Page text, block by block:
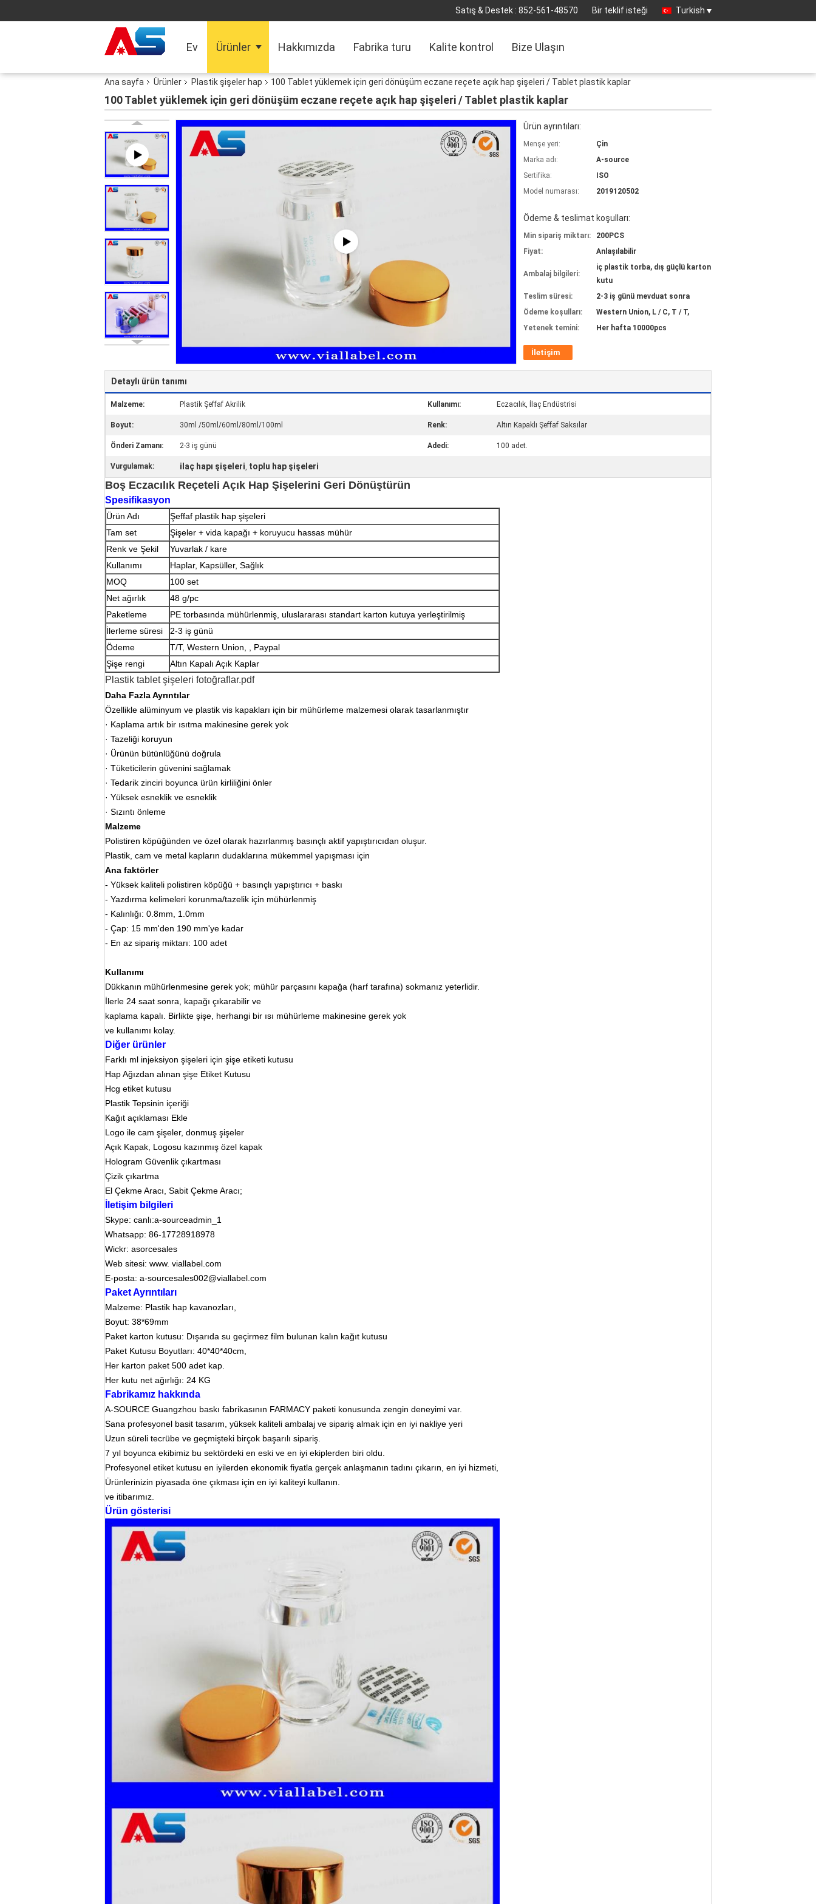
Satış & Destek : 852-561-48570 Bir teklif isteği Turkish
Ev Ürünler Hakkımızda Fabrika turu Kalite kontrol Bize Ulaşın
Ana sayfa Ürünler Plastik şişeler hap 100 Tablet yüklemek için geri dönüşüm eczane reçete açık hap şişeleri / Tablet plastik kaplar
100 Tablet yüklemek için geri dönüşüm eczane reçete açık hap şişeleri / Tablet plastik kaplar
Ürün ayrıntıları:
Menşe yeri:
Çin
Marka adı:
A-source
Sertifika:
ISO
Model numarası:
2019120502
Ödeme & teslimat koşulları:
Min sipariş miktarı:
200PCS
Fiyat:
Anlaşılabilir
Ambalaj bilgileri:
iç plastik torba, dış güçlü karton
kutu
Teslim süresi:
2-3 iş günü mevduat sonra
Ödeme koşulları:
Western Union, L / C, T / T,
Yetenek temini:
Her hafta 10000pcs
İletişim
Detaylı ürün tanımı
Malzeme: Plastik Şeffaf Akrilik Kullanımı: Eczacılık, İlaç Endüstrisi
Boyut: 30ml /50ml/60ml/80ml/100ml Renk: Altın Kapaklı Şeffaf Saksılar
Önderi Zamanı: 2-3 iş günü Adedi: 100 adet.
Vurgulamak: ilaç hapı şişeleri, toplu hap şişeleri
Boş Eczacılık Reçeteli Açık Hap Şişelerini Geri Dönüştürün
Spesifikasyon
Ürün Adı
Şeffaf plastik hap şişeleri
Tam set
Şişeler + vida kapağı + koruyucu hassas mühür
Renk ve Şekil
Yuvarlak / kare
Kullanımı
Haplar, Kapsüller, Sağlık
MOQ
100 set
Net ağırlık
48 g/pc
Paketleme
PE torbasında mühürlenmiş, uluslararası standart karton kutuya yerleştirilmiş
İlerleme süresi
2-3 iş günü
Ödeme
T/T, Western Union, , Paypal
Şişe rengi
Altın Kapalı Açık Kaplar
Plastik tablet şişeleri fotoğraflar.pdf
Daha Fazla Ayrıntılar
Özellikle alüminyum ve plastik vis kapakları için bir mühürleme malzemesi olarak tasarlanmıştır
· Kaplama artık bir ısıtma makinesine gerek yok
· Tazeliği koruyun
· Ürünün bütünlüğünü doğrula
· Tüketicilerin güvenini sağlamak
· Tedarik zinciri boyunca ürün kirliliğini önler
· Yüksek esneklik ve esneklik
· Sızıntı önleme
Malzeme
Polistiren köpüğünden ve özel olarak hazırlanmış basınçlı aktif yapıştırıcıdan oluşur.
Plastik, cam ve metal kapların dudaklarına mükemmel yapışması için
Ana faktörler
- Yüksek kaliteli polistiren köpüğü + basınçlı yapıştırıcı + baskı
- Yazdırma kelimeleri korunma/tazelik için mühürlenmiş
- Kalınlığı: 0.8mm, 1.0mm
- Çap: 15 mm'den 190 mm'ye kadar
- En az sipariş miktarı: 100 adet
Kullanımı
Dükkanın mühürlenmesine gerek yok; mühür parçasını kapağa (harf tarafına) sokmanız yeterlidir.
İlerle 24 saat sonra, kapağı çıkarabilir ve
kaplama kapalı.
Birlikte şişe, herhangi bir ısı mühürleme makinesine gerek yok
ve kullanımı kolay.
Diğer ürünler
Farklı ml injeksiyon şişeleri için şişe etiketi kutusu
Hap Ağızdan alınan şişe Etiket Kutusu
Hcg etiket kutusu
Plastik Tepsinin içeriği
Kağıt açıklaması Ekle
Logo ile cam şişeler, donmuş şişeler
Açık Kapak, Logosu kazınmış özel kapak
Hologram Güvenlik çıkartması
Çizik çıkartma
El Çekme Aracı, Sabit Çekme Aracı;
İletişim bilgileri
Skype: canlı:a-sourceadmin_1
Whatsapp: 86-17728918978
Wickr: asorcesales
Web sitesi: www. viallabel.com
E-posta: a-sourcesales002@viallabel.com
Paket Ayrıntıları
Malzeme: Plastik hap kavanozları,
Boyut: 38*69mm
Paket karton kutusu: Dışarıda su geçirmez film bulunan kalın kağıt kutusu
Paket Kutusu Boyutları: 40*40*40cm,
Her karton paket 500 adet kap.
Her kutu net ağırlığı: 24 KG
Fabrikamız hakkında
A-SOURCE Guangzhou baskı fabrikasının FARMACY paketi konusunda zengin deneyimi var.
Sana profesyonel basit tasarım, yüksek kaliteli ambalaj ve sipariş almak için en iyi nakliye yeri
Uzun süreli tecrübe ve geçmişteki birçok başarılı sipariş.
7 yıl boyunca ekibimiz bu sektördeki en eski ve en iyi ekiplerden biri oldu.
Profesyonel etiket kutusu en iyilerden ekonomik fiyatla gerçek anlaşmanın tadını çıkarın, en iyi hizmeti,
Ürünlerinizin piyasada öne çıkması için en iyi kaliteyi kullanın.
ve itibarımız.
Ürün gösterisi